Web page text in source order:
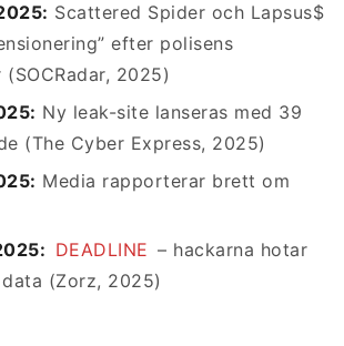
Scattered Spider och Lapsus$
efter polisens
2025)
Ny leak-site lanseras med 39
(The Cyber Express, 2025)
Media rapporterar brett om
DEADLINE – hackarna hotar
(Zorz, 2025)